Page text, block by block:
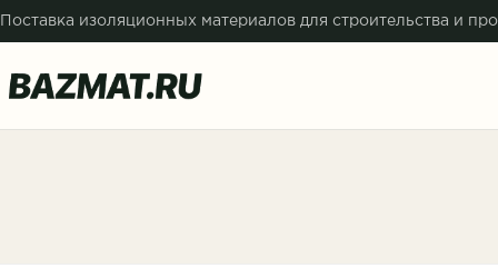
Поставка изоляционных материалов для строительства и